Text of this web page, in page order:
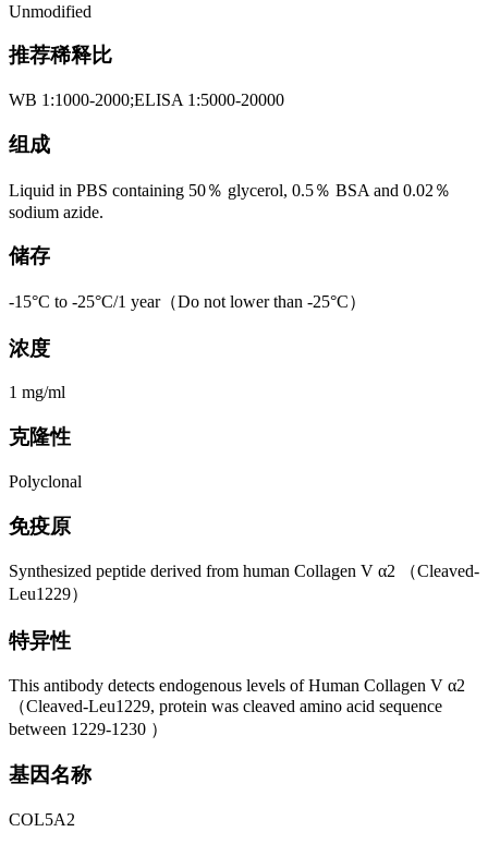
Unmodified
推荐稀释比
WB 1:1000-2000;ELISA 1:5000-20000
组成
Liquid in PBS containing 50％ glycerol, 0.5％ BSA and 0.02％
sodium azide.
储存
-15°C to -25°C/1 year（Do not lower than -25°C）
浓度
1 mg/ml
克隆性
Polyclonal
免疫原
Synthesized peptide derived from human Collagen V α2 （Cleaved-
Leu1229）
特异性
This antibody detects endogenous levels of Human Collagen V α2
（Cleaved-Leu1229, protein was cleaved amino acid sequence
between 1229-1230 ）
基因名称
COL5A2